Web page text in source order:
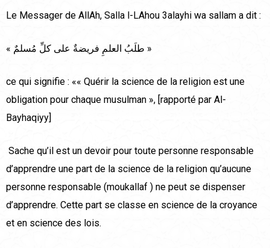
Le Messager de AllAh, Salla l-LAhou 3alayhi wa sallam a dit :
« طلَبُ العلمِ فريضةٌ على كلِّ مُسلمٌ »
ce qui signifie : «« Quérir la science de la religion est une
obligation pour chaque musulman », [rapporté par Al-
Bayhaqiyy]
Sache qu’il est un devoir pour toute personne responsable
d’apprendre une part de la science de la religion qu’aucune
personne responsable (moukallaf ) ne peut se dispenser
d’apprendre. Cette part se classe en science de la croyance
et en science des lois.